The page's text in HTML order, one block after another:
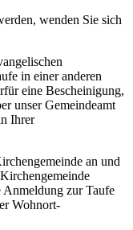
wenden Sie sich
in einer anderen
eine Bescheinigung,
unser Gemeindeamt
Ihrer
an und
Anmeldung zur Taufe
Wohnort-